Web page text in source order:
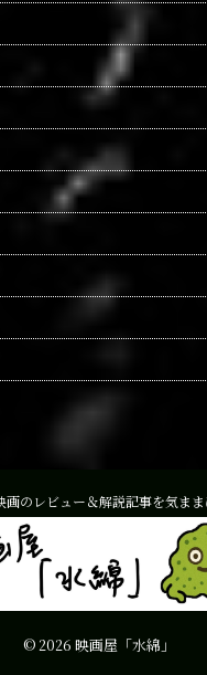
画のレビュー＆解説記事を気まま
© 2026 映画屋「水綿」